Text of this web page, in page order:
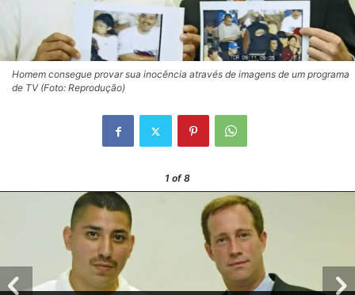
Homem consegue provar sua inocência através de imagens de um programa
de TV (Foto: Reprodução)
1 of 8